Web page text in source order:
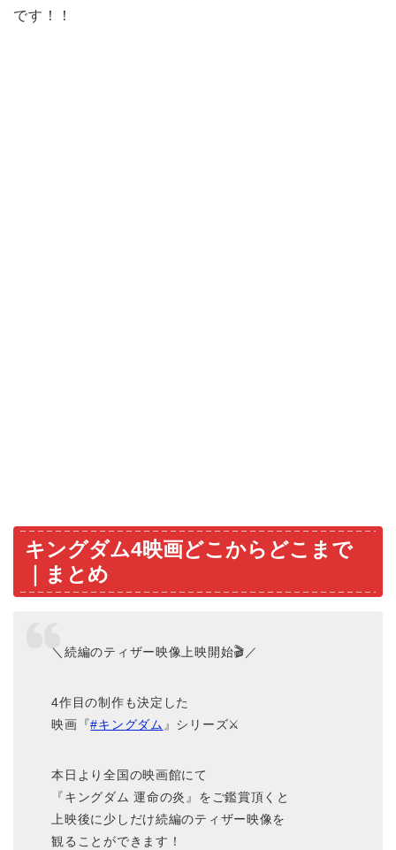
です！！
キングダム4映画どこからどこまで
｜まとめ
＼続編のティザー映像上映開始🎬／
4作目の制作も決定した
映画『#キングダム 』シリーズ⚔️
本日より全国の映画館にて
『キングダム 運命の炎』をご鑑賞頂くと
上映後に少しだけ続編のティザー映像を
観ることができます！